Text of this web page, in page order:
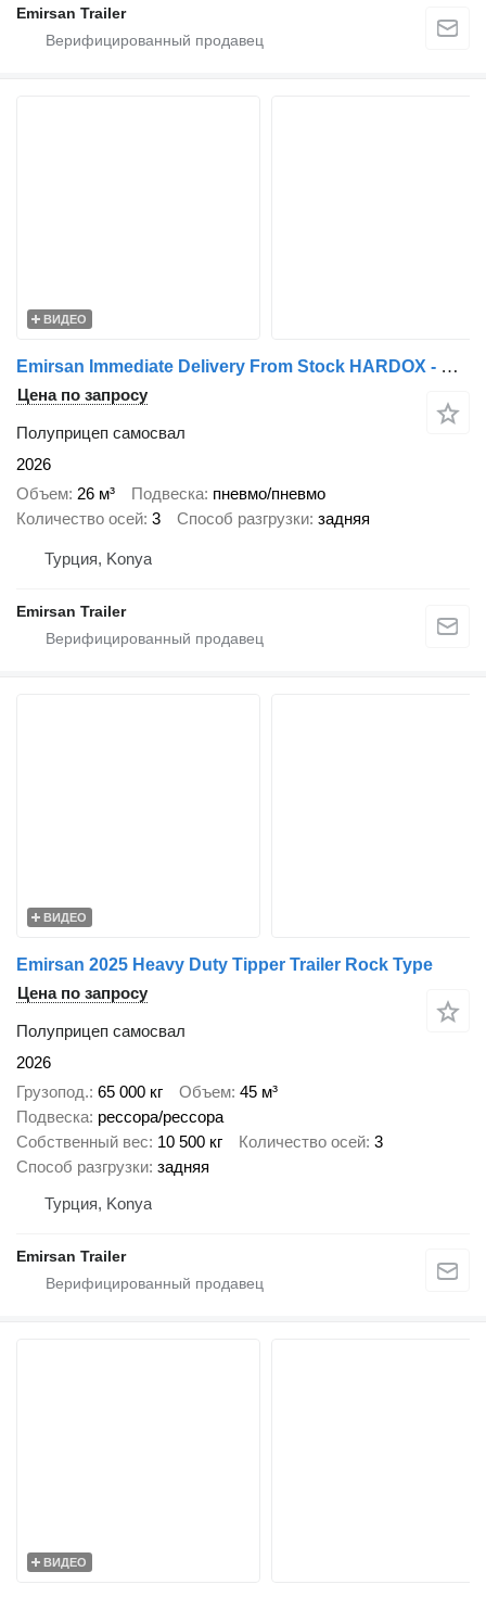
Emirsan Trailer
ВИДЕО
Emirsan Immediate Delivery From Stock HARDOX - SAF DISC - POOL DESIGN
Цена по запросу
Полуприцеп самосвал
2026
Объем 26 м³ Подвеска пневмо/пневмо
Количество осей 3 Способ разгрузки задняя
Турция, Konya
Emirsan Trailer
ВИДЕО
Emirsan 2025 Heavy Duty Tipper Trailer Rock Type
Цена по запросу
Полуприцеп самосвал
2026
Грузопод. 65 000 кг Объем 45 м³
Подвеска рессора/рессора
Собственный вес 10 500 кг Количество осей 3
Способ разгрузки задняя
Турция, Konya
Emirsan Trailer
ВИДЕО